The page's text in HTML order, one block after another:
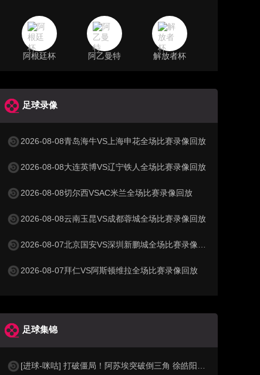
阿根廷杯 阿乙曼特 解放者杯
足球录像
2026-08-08青岛海牛VS上海申花全场比赛录像回放
2026-08-08大连英博VS辽宁铁人全场比赛录像回放
2026-08-08切尔西VSAC米兰全场比赛录像回放
2026-08-08云南玉昆VS成都蓉城全场比赛录像回放
2026-08-07北京国安VS深圳新鹏城全场比赛录像回放
2026-08-07拜仁VS阿斯顿维拉全场比赛录像回放
足球集锦
[进球-咪咕] 打破僵局！阿苏埃突破倒三角 徐皓阳包抄破门